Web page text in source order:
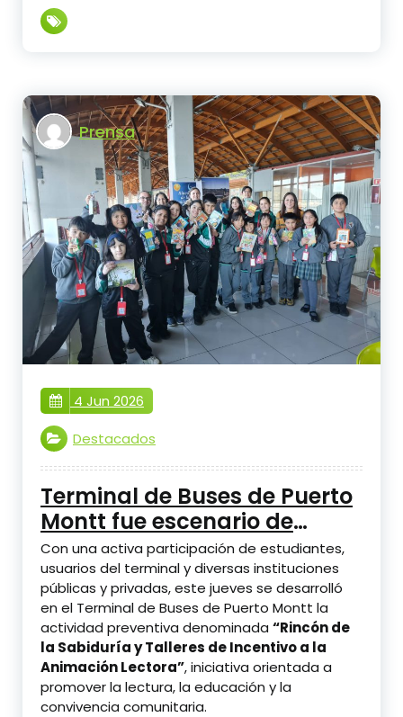
Prensa
4 Jun 2026
Destacados
Terminal de Buses de Puerto
Montt fue escenario de
jornada de fomento lector y
prevención comunitaria
Con una activa participación de estudiantes,
usuarios del terminal y diversas instituciones
públicas y privadas, este jueves se desarrolló
en el Terminal de Buses de Puerto Montt la
actividad preventiva denominada “Rincón de
la Sabiduría y Talleres de Incentivo a la
Animación Lectora”, iniciativa orientada a
promover la lectura, la educación y la
convivencia comunitaria.